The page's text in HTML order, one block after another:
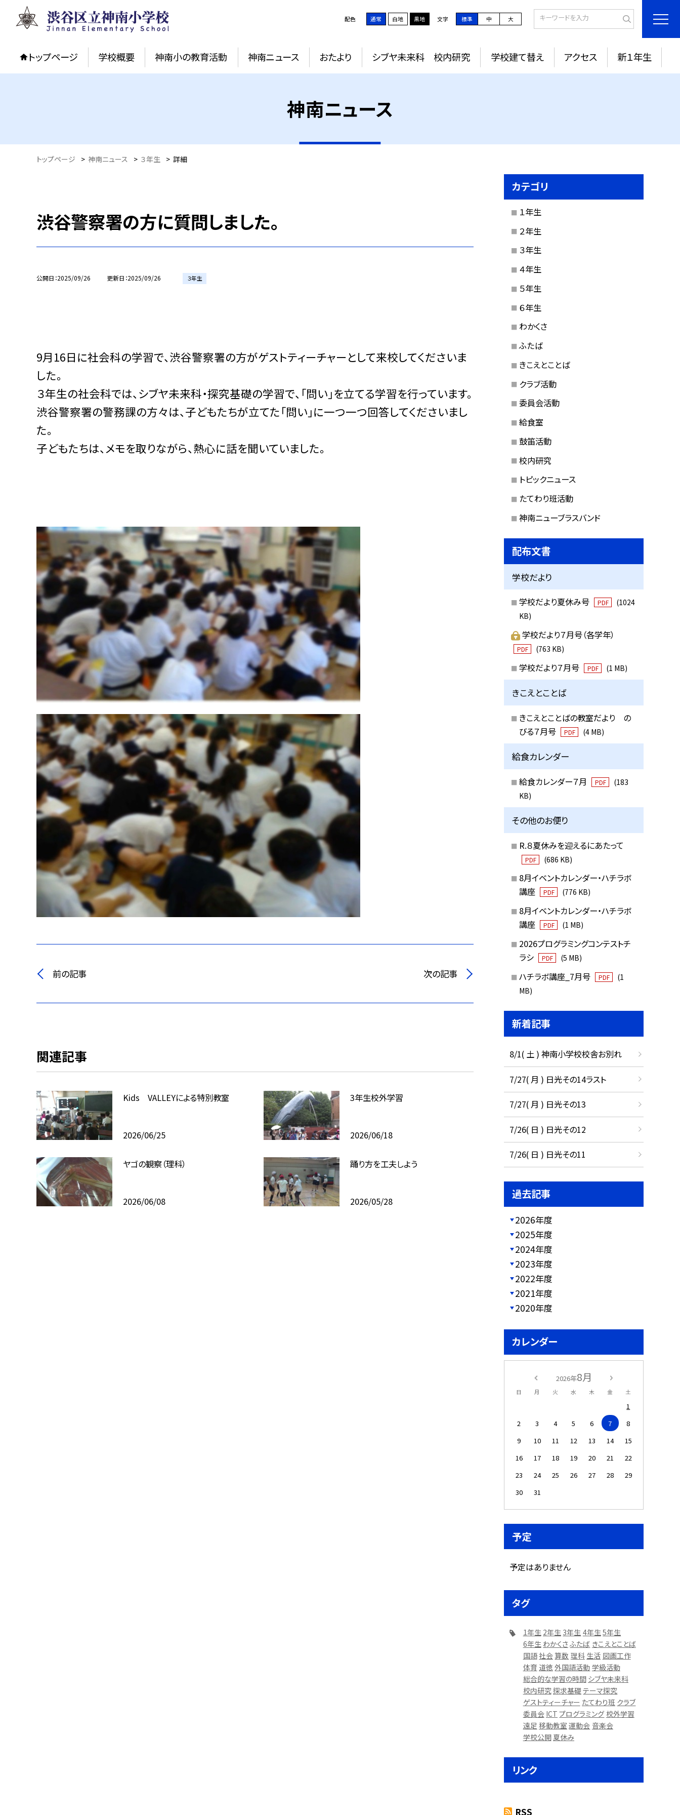
配色 通常 白地 黒地 文字 標準 中 大
トップページ 学校概要 神南小の教育活動 神南ニュース おたより シブヤ未来科 校内研究 学校建て替え アクセス 新１年生
神南ニュース
トップページ > 神南ニュース > ３年生 > 詳細
渋谷警察署の方に質問しました。
公開日 2025/09/26 更新日 2025/09/26 ３年生
9月16日に社会科の学習で、渋谷警察署の方がゲストティーチャーとして来校してくださいま
した。
３年生の社会科では、シブヤ未来科・探究基礎の学習で、「問い」を立てる学習を行っています。
渋谷警察署の警務課の方々は、子どもたちが立てた「問い」に一つ一つ回答してくださいまし
た。
子どもたちは、メモを取りながら、熱心に話を聞いていました。
前の記事 次の記事
関連記事
Kids VALLEYによる特別教室
2026/06/25
3年生校外学習
2026/06/18
ヤゴの観察（理科）
2026/06/08
踊り方を工夫しよう
2026/05/28
カテゴリ
１年生
２年生
３年生
４年生
５年生
６年生
わかくさ
ふたば
きこえとことば
クラブ活動
委員会活動
給食室
鼓笛活動
校内研究
トピックニュース
たてわり班活動
神南ニューブラスバンド
配布文書
学校だより
学校だより夏休み号 PDF
(1024
KB)
学校だより７月号（各学年）
PDF (763 KB)
学校だより７月号 PDF (1 MB)
きこえとことば
きこえとことばの教室だより の
びる７月号
PDF (4 MB)
給食カレンダー
給食カレンダー７月 PDF
(183
KB)
その他のお便り
R.８夏休みを迎えるにあたって
PDF (686 KB)
8月イベントカレンダー・ハチラボ
講座
PDF (776 KB)
8月イベントカレンダー・ハチラボ
講座
PDF (1 MB)
2026プログラミングコンテストチ
ラシ
PDF (5 MB)
ハチラボ講座_7月号 PDF
(1
MB)
新着記事
8/1( 土 ) 神南小学校校舎お別れ
7/27( 月 ) 日光その14ラスト
7/27( 月 ) 日光その13
7/26( 日 ) 日光その12
7/26( 日 ) 日光その11
過去記事
2026年度
2025年度
2024年度
2023年度
2022年度
2021年度
2020年度
カレンダー
2026年8月
日 月 火 水 木 金 土
1
2
3 4 5 6 7
8
9
10 11 12 13 14
15
16
17 18 19 20 21
22
23
24 25 26 27 28
29
30
31
予定
予定はありません
タグ
1年生 2年生 3年生 4年生5年生
6年生 わかくさふたば きこえとことば
国語社会算数 理科 生活 図画工作
体育 道徳 外国語活動 学級活動
総合的な学習の時間 シブヤ未来科
校内研究探求基礎テーマ探究
ゲストティーチャー たてわり班 クラブ
委員会 ICT プログラミング 校外学習
遠足 移動教室 運動会 音楽会
学校公開 夏休み
リンク
RSS